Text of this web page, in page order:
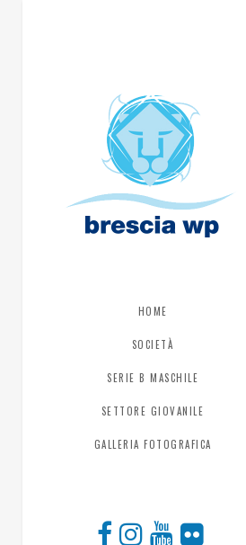
HOME
SOCIETÀ
SERIE B MASCHILE
SETTORE GIOVANILE
GALLERIA FOTOGRAFICA